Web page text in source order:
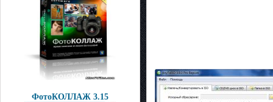
ФотоКОЛЛАЖ 3.15